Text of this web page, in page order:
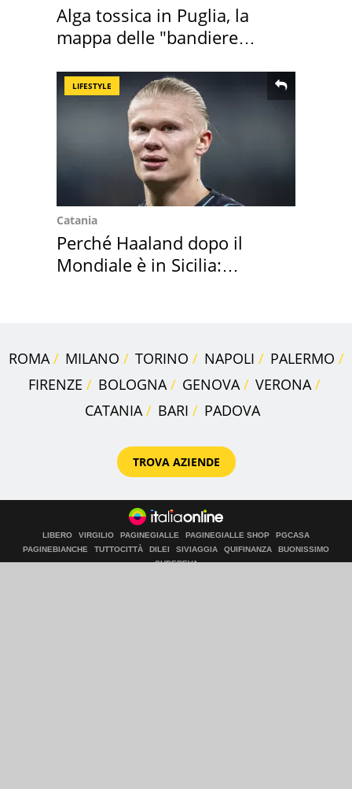
Alga tossica in Puglia, la
mappa delle "bandiere
LIFESTYLE
Catania
Perché Haaland dopo il
Mondiale è in Sicilia:
ROMA MILANO TORINO NAPOLI
PALERMO
FIRENZE
BOLOGNA GENOVA
VERONA
CATANIA
BARI PADOVA
TROVA AZIENDE
LIBERO VIRGILIO PAGINEGIALLE PAGINEGIALLE SHOP
PGCASA
PAGINEBIANCHE
TUTTOCITTÀ DILEI SIVIAGGIA QUIFINANZA
BUONISSIMO
SUPEREVA